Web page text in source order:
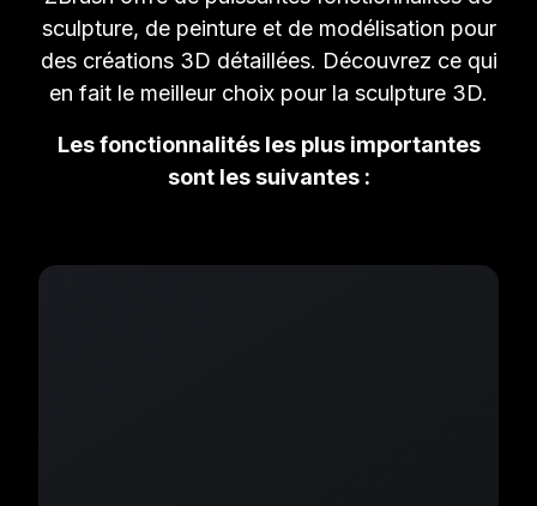
sculpture, de peinture et de modélisation pour
des créations 3D détaillées. Découvrez ce qui
en fait le meilleur choix pour la sculpture 3D.
Les fonctionnalités les plus importantes
sont les suivantes :